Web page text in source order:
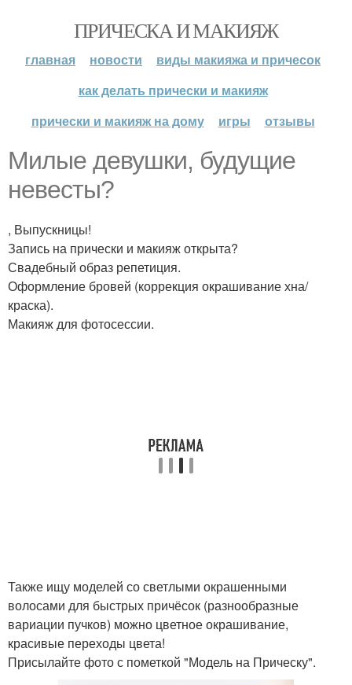
ПРИЧЕСКА И МАКИЯЖ
главная новости
виды макияжа и причесок
как делать прически и макияж
прически и макияж на дому
игры отзывы
Милые девушки, будущие
невесты?
, Выпускницы!
Запись на прически и макияж открыта?
Свадебный образ репетиция.
Оформление бровей (коррекция окрашивание хна/
краска).
Макияж для фотосессии.
Также ищу моделей со светлыми окрашенными
волосами для быстрых причёсок (разнообразные
вариации пучков) можно цветное окрашивание,
красивые переходы цвета!
Присылайте фото с пометкой "Модель на Прическу".